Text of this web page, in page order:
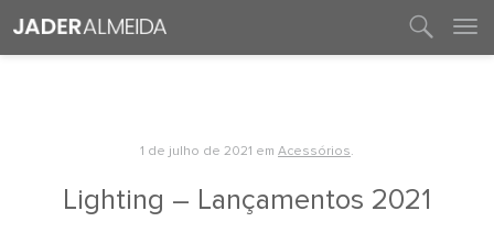
1 de julho de 2021 em Acessórios.
Lighting – Lançamentos 2021